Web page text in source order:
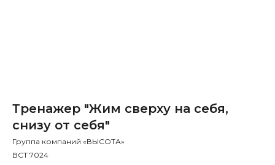
Тренажер "Жим сверху на себя,
снизу от себя"
Группа компаний «ВЫСОТА»
ВСТ 7024